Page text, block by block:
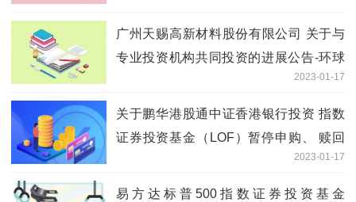
广州天赐高新材料股份有限公司 关于与
专业投资机构共同投资的进展公告-环球
2023-01-17
关于鹏华港股通中证香港银行投资 指数
证券投资基金（LOF）暂停申购、 赎回
2023-01-17
易方达标普500指数证券投资基金